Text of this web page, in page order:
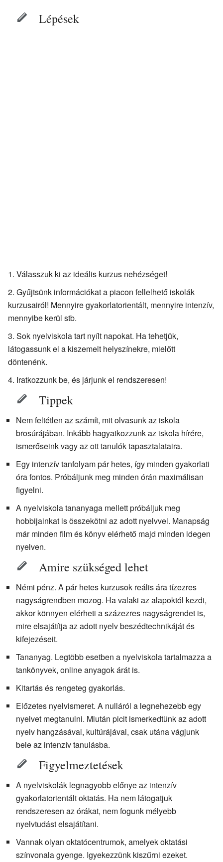
Lépések
Válasszuk ki az ideális kurzus nehézséget!
Gyűjtsünk információkat a piacon fellelhető iskolák
kurzusairól! Mennyire gyakorlatorientált, mennyire intenzív,
mennyibe kerül stb.
Sok nyelviskola tart nyílt napokat. Ha tehetjük,
látogassunk el a kiszemelt helyszínekre, mielőtt
döntenénk.
Iratkozzunk be, és járjunk el rendszeresen!
Tippek
Nem feltétlen az számít, mit olvasunk az iskola
brosúrájában. Inkább hagyatkozzunk az iskola hírére,
ismerőseink vagy az ott tanulók tapasztalataira.
Egy intenzív tanfolyam pár hetes, így minden gyakorlati
óra fontos. Próbáljunk meg minden órán maximálisan
figyelni.
A nyelviskola tananyaga mellett próbáljuk meg
hobbijainkat is összekötni az adott nyelvvel. Manapság
már minden film és könyv elérhető majd minden idegen
nyelven.
Amire szükséged lehet
Némi pénz. A pár hetes kurzusok reális ára tízezres
nagyságrendben mozog. Ha valaki az alapoktól kezdi,
akkor könnyen elérheti a százezres nagyságrendet is,
mire elsajátítja az adott nyelv beszédtechnikáját és
kifejezéseit.
Tananyag. Legtöbb esetben a nyelviskola tartalmazza a
tankönyvek, online anyagok árát is.
Kitartás és rengeteg gyakorlás.
Előzetes nyelvismeret. A nulláról a legnehezebb egy
nyelvet megtanulni. Miután picit ismerkedtünk az adott
nyelv hangzásával, kultúrájával, csak utána vágjunk
bele az intenzív tanulásba.
Figyelmeztetések
A nyelviskolák legnagyobb előnye az intenzív
gyakorlatorientált oktatás. Ha nem látogatjuk
rendszeresen az órákat, nem fogunk mélyebb
nyelvtudást elsajátítani.
Vannak olyan oktatócentrumok, amelyek oktatási
színvonala gyenge. Igyekezzünk kiszűrni ezeket.